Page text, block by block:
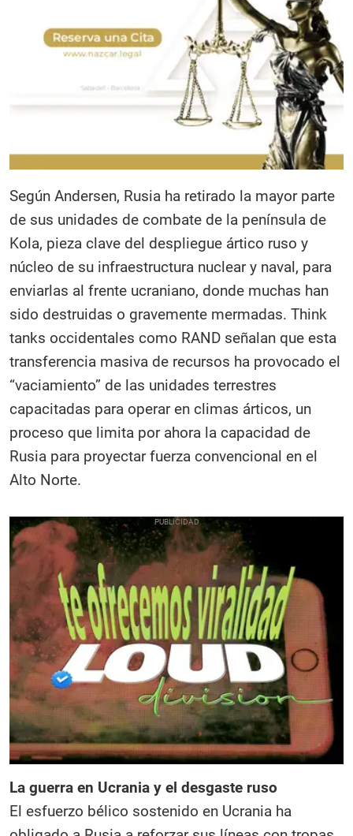
Según Andersen, Rusia ha retirado la mayor parte
de sus unidades de combate de la península de
Kola, pieza clave del despliegue ártico ruso y
núcleo de su infraestructura nuclear y naval, para
enviarlas al frente ucraniano, donde muchas han
sido destruidas o gravemente mermadas. Think
tanks occidentales como RAND señalan que esta
transferencia masiva de recursos ha provocado el
“vaciamiento” de las unidades terrestres
capacitadas para operar en climas árticos, un
proceso que limita por ahora la capacidad de
Rusia para proyectar fuerza convencional en el
Alto Norte.
La guerra en Ucrania y el desgaste ruso
El esfuerzo bélico sostenido en Ucrania ha